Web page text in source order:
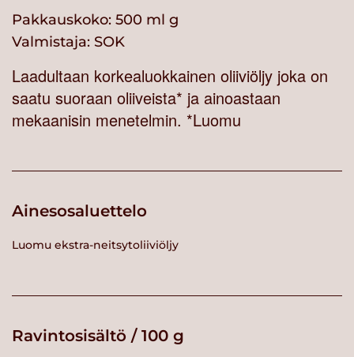
Pakkauskoko: 500 ml g
Valmistaja: SOK
Laadultaan korkealuokkainen oliiviöljy joka on
saatu suoraan oliiveista* ja ainoastaan
mekaanisin menetelmin. *Luomu
Ainesosaluettelo
Luomu ekstra-neitsytoliiviöljy
Ravintosisältö / 100 g